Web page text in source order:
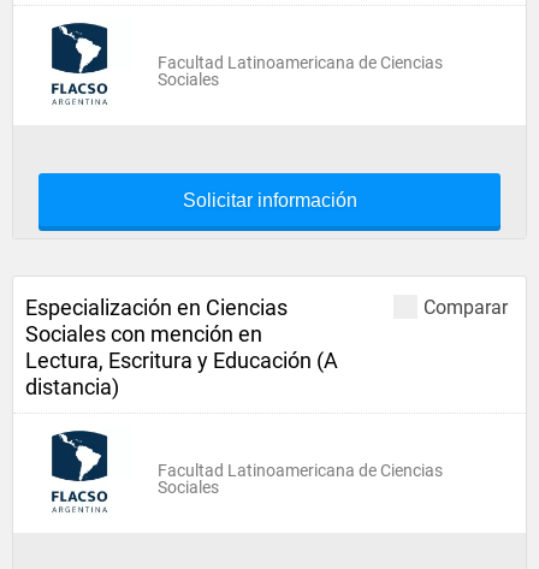
Facultad Latinoamericana de Ciencias
Sociales
Solicitar información
Comparar
Especialización en Ciencias
Sociales con mención en
Lectura, Escritura y Educación (A
distancia)
Facultad Latinoamericana de Ciencias
Sociales